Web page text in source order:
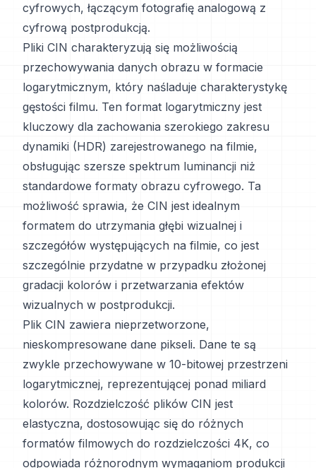
cyfrowych, łączącym fotografię analogową z
cyfrową postprodukcją.
Pliki CIN charakteryzują się możliwością
przechowywania danych obrazu w formacie
logarytmicznym, który naśladuje charakterystykę
gęstości filmu. Ten format logarytmiczny jest
kluczowy dla zachowania szerokiego zakresu
dynamiki (HDR) zarejestrowanego na filmie,
obsługując szersze spektrum luminancji niż
standardowe formaty obrazu cyfrowego. Ta
możliwość sprawia, że CIN jest idealnym
formatem do utrzymania głębi wizualnej i
szczegółów występujących na filmie, co jest
szczególnie przydatne w przypadku złożonej
gradacji kolorów i przetwarzania efektów
wizualnych w postprodukcji.
Plik CIN zawiera nieprzetworzone,
nieskompresowane dane pikseli. Dane te są
zwykle przechowywane w 10-bitowej przestrzeni
logarytmicznej, reprezentującej ponad miliard
kolorów. Rozdzielczość plików CIN jest
elastyczna, dostosowując się do różnych
formatów filmowych do rozdzielczości 4K, co
odpowiada różnorodnym wymaganiom produkcji